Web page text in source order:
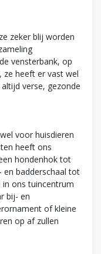
zeker blij worden
vensterbank, op
heeft er vast wel
verse, gezonde
voor huisdieren
heeft ons
hondenhok tot
en badderschaal tot
ons tuincentrum
bij- en
of kleine
op af zullen